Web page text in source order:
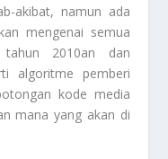
akibat, namun ada
mengenai semua
2010an dan
algoritme pemberi
kode media
mana yang akan di